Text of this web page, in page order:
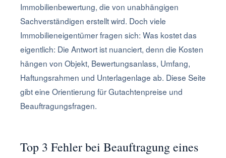
Immobilienbewertung, die von unabhängigen
Sachverständigen erstellt wird. Doch viele
Immobilieneigentümer fragen sich: Was kostet das
eigentlich: Die Antwort ist nuanciert, denn die Kosten
hängen von Objekt, Bewertungsanlass, Umfang,
Haftungsrahmen und Unterlagenlage ab. Diese Seite
gibt eine Orientierung für Gutachtenpreise und
Beauftragungsfragen.
Top 3 Fehler bei Beauftragung eines